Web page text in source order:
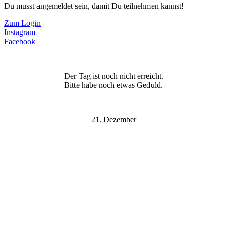
Du musst angemeldet sein, damit Du teilnehmen kannst!
Zum Login
Instagram
Facebook
Der Tag ist noch nicht erreicht.
Bitte habe noch etwas Geduld.
21. Dezember